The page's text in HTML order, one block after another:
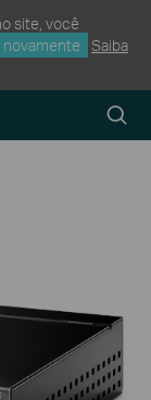
site, você
novamente
Saiba
icon